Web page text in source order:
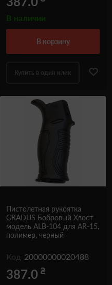
В наличии
в корзину
Купить в один клик
Пистолетная рукоятка
GRADUS Бобровый Хвост
модель ALB-104 для AR-15,
полимер, черный
Код 20000000020488
387.0 ₴